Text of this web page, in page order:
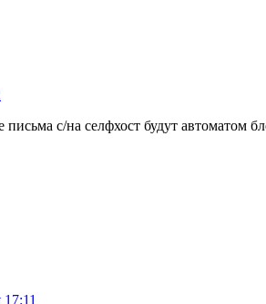
с/на селфхост будут автоматом